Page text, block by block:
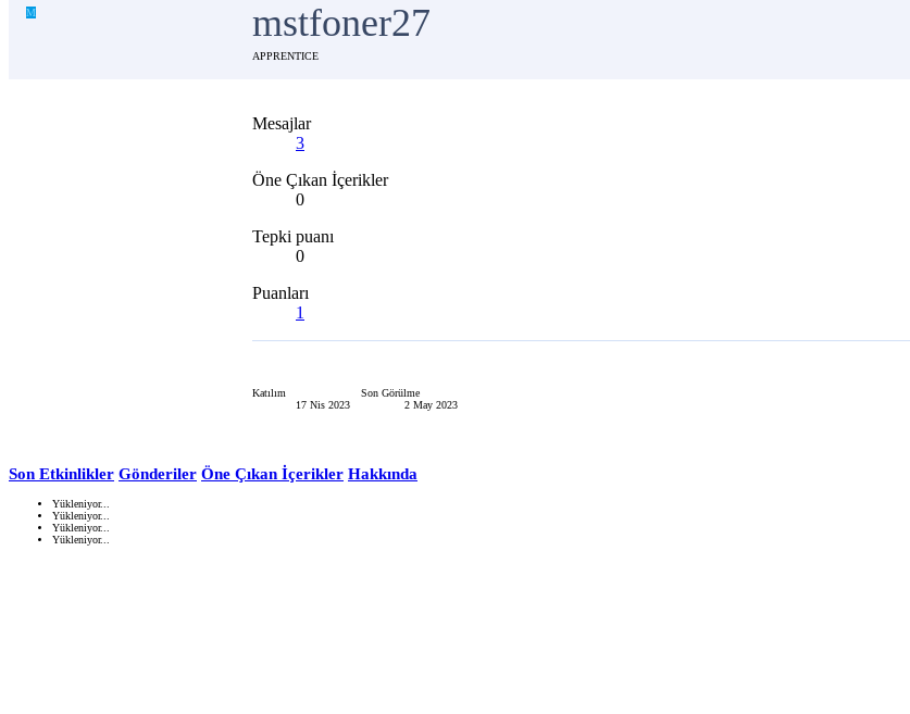
M mstfoner27
APPRENTICE
Mesajlar
3
Öne Çıkan İçerikler
0
Tepki puanı
0
Puanları
1
Katılım
17 Nis 2023
Son Görülme
2 May 2023
Son Etkinlikler Gönderiler Öne Çıkan İçerikler Hakkında
Yükleniyor...
Yükleniyor...
Yükleniyor...
Yükleniyor...